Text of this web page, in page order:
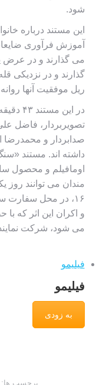
شود.
این مستند درباره
آموزش فرآوری
می گذارند و در
گذارند و در نزدیکی
ریل موفقیت آنها
در این
تصویربردار، فاضل
صدابردار و محمدرضا
داشته اند. مستند
اومافیلم و محصول
مندان می توانند
۱۶، در محل سفارت
و اکران این اثر که
می شود، شرکت
فیلیمو
فیلیمو
به زودی
برچسب ها: